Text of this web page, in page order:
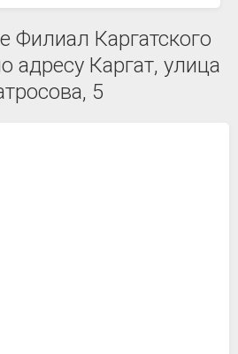
Филиал Каргатского
адресу Каргат, улица
5